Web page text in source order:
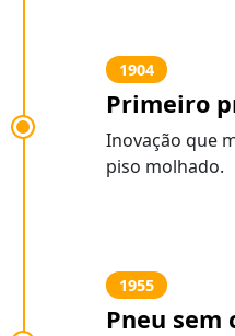
1904
Primeiro
Inovação que
piso molhado.
1955
Pneu sem